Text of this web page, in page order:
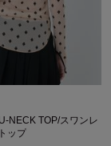
NECK TOP/スワンレ
ップ